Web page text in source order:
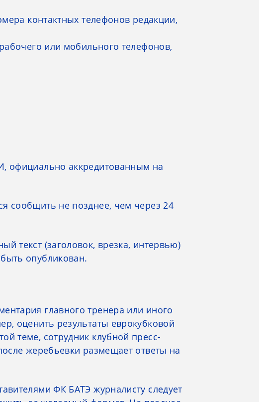
контактных телефонов редакции,
или мобильного телефонов,
официально аккредитованным на
сообщить не позднее, чем через 24
текст (заголовок, врезка, интервью)
опубликован.
главного тренера или иного
оценить результаты еврокубковой
теме, сотрудник клубной пресс-
жеребьевки размещает ответы на
ФК БАТЭ журналисту следует